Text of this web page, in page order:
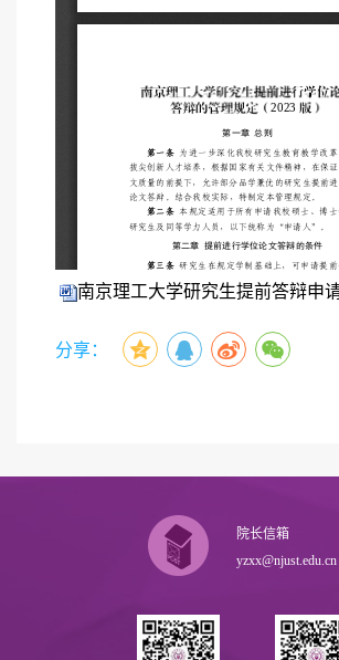
南京理工大学研究生提前答辩申
分享：
院长信箱
yzxx@njust.edu.cn